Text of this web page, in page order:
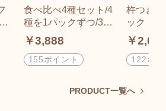
食べ比べ4種セット/4
種を1パックずつ/32
枚入り
￥3,888
155ポイント
杵つき
ック（
￥
122ポイ
PRODUCT一覧へ